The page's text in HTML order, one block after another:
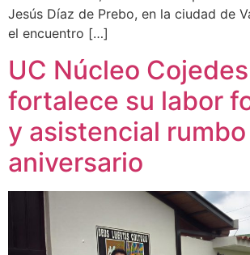
Jesús Díaz de Prebo, en la ciudad de
el encuentro […]
UC Núcleo Cojedes
fortalece su labor
y asistencial rumbo
aniversario